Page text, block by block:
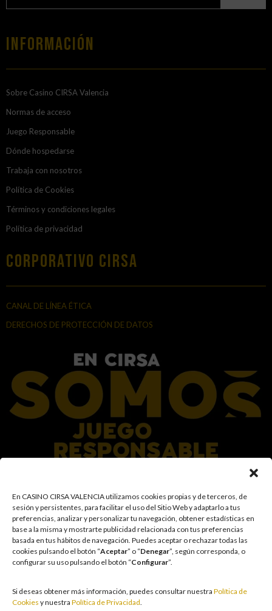
En CASINO CIRSA VALENCIA utilizamos cookies propias y de terceros, de
sesión y persistentes, para facilitar el uso del Sitio Web y adaptarlo a tus
preferencias, analizar y personalizar tu navegación, obtener estadísticas en
base a la misma y mostrarte publicidad relacionada con tus preferencias
basada en tus hábitos de navegación. Puedes aceptar o rechazar todas las
cookies pulsando el botón “Aceptar” o “Denegar”, según corresponda, o
configurar su uso pulsando el botón “Configurar”.
Si deseas obtener más información, puedes consultar nuestra Política de
Cookies y nuestra Política de Privacidad.
Información
Sobre Casino CIRSA Valencia
Normas de acceso
Juego Responsable
Dónde hospedarse
Trabaja con nosotros
Política de Cookies
Términos y condiciones legales
Política de privacidad
Corporativo Cirsa
CANAL DE LÍNEA ÉTICA
DERECHOS DE PROTECCIÓN DE DATOS
En el Grupo CIRSA promovemos una actitud responsable hacia el juego,
garantizando un entorno seguro y transparente para nuestros clientes y
facilitamos medidas e información para que el juego sea siempre diversión y
entretenimiento, sin utilizarse como vía para afrontar problemas económicos
o emocionales. El acceso está prohibido a menores de 18 años y a las
personas con acceso restringido conforme a los registros de prohibición y/o
autoexclusión que resulten aplicables. También trabajamos para reforzar una
cultura de prevención y concienciación sobre los posibles trastornos
las circunstancias individuales. Asimismo, desarrollamos y mejoramos de
forma continuada nuestra Cultura de Juego Responsable mediante la